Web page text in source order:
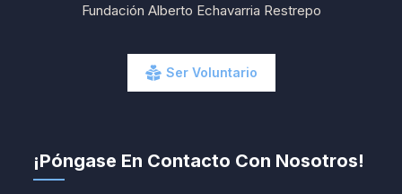
Fundación Alberto Echavarria Restrepo
Ser Voluntario
¡Póngase En Contacto Con Nosotros!